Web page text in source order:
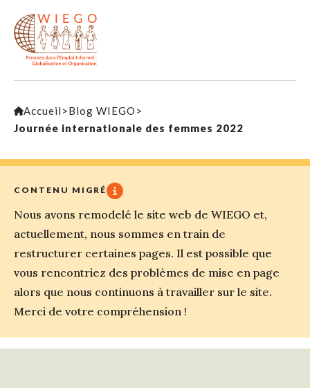
Accueil >Blog WIEGO >
Journée internationale des femmes 2022
CONTENU MIGRÉ
Nous avons remodelé le site web de WIEGO et,
actuellement, nous sommes en train de
restructurer certaines pages. Il est possible que
vous rencontriez des problèmes de mise en page
alors que nous continuons à travailler sur le site.
Merci de votre compréhension !